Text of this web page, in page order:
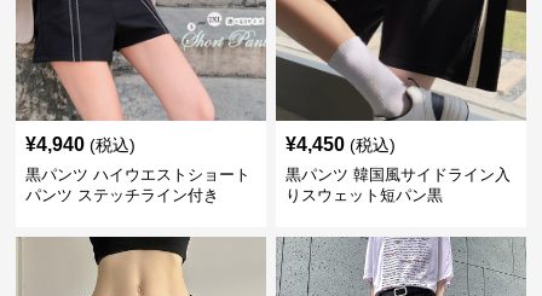
¥4,940 (税込)
黒パンツ ハイウエストショート
パンツ ステッチライン付き
¥4,450 (税込)
黒パンツ 韓国風サイドライン入
りスウェット短パン黒